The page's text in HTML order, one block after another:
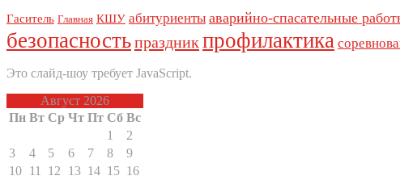
Гаситель Главная КШУ абитуриенты аварийно-спасательные
безопасностьпраздникпрофилактика
Это слайд-шоу требует JavaScript.
Август 2026
Пн Вт Ср Чт Пт Сб Вс
1
2
3
4 5 6 7 8
9
10 11 12 13 14 15 16